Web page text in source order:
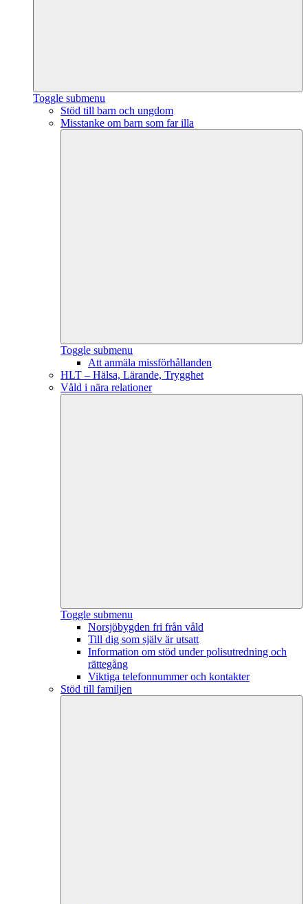
Toggle submenu
Stöd till barn och ungdom
Misstanke om barn som far illa
Toggle submenu
Att anmäla missförhållanden
HLT – Hälsa, Lärande, Trygghet
Våld i nära relationer
Toggle submenu
Norsjöbygden fri från våld
Till dig som själv är utsatt
Information om stöd under polisutredning och
rättegång
Viktiga telefonnummer och kontakter
Stöd till familjen